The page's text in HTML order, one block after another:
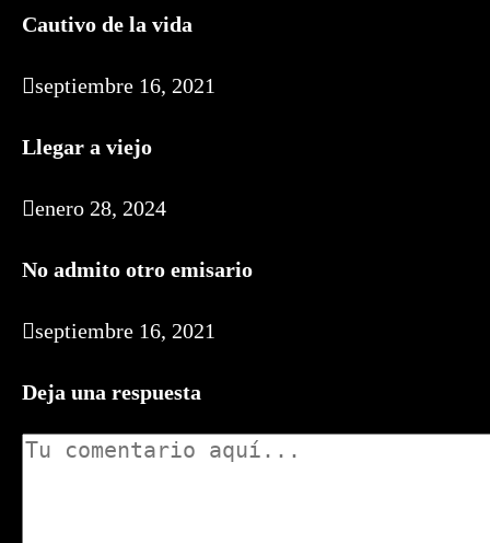
Cautivo de la vida
septiembre 16, 2021
Llegar a viejo
enero 28, 2024
No admito otro emisario
septiembre 16, 2021
Deja una respuesta
Comentario